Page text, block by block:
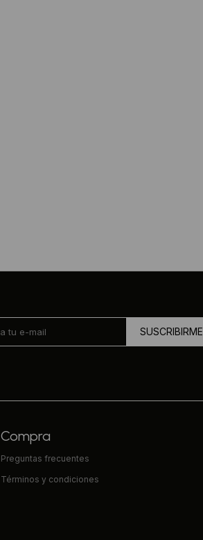
SUSCRIBIRME
Compra
Preguntas frecuentes
Términos y condiciones